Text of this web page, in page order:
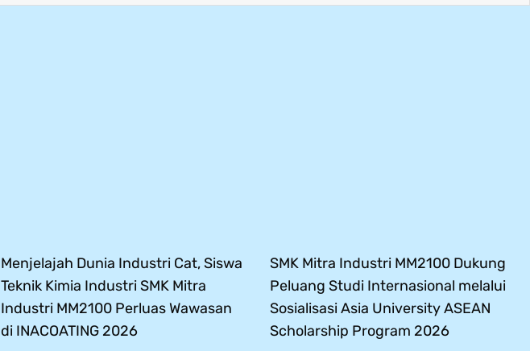
Menjelajah Dunia Industri Cat, Siswa
Teknik Kimia Industri SMK Mitra
Industri MM2100 Perluas Wawasan
di INACOATING 2026
SMK Mitra Industri MM2100 Dukung
Peluang Studi Internasional melalui
Sosialisasi Asia University ASEAN
Scholarship Program 2026